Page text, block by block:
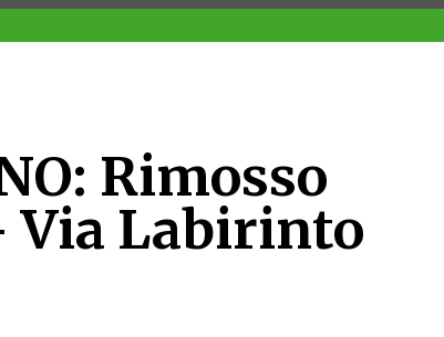
Rimosso
Via Labirinto